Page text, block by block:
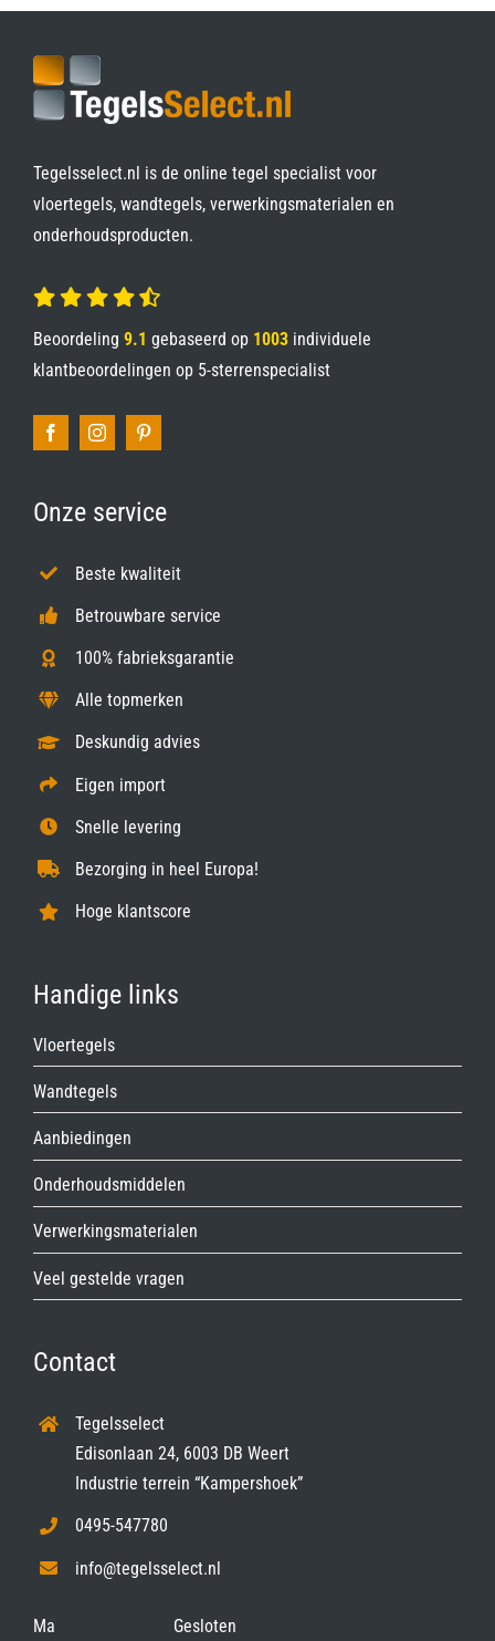
Tegelsselect.nl is de online tegel specialist voor
vloertegels, wandtegels, verwerkingsmaterialen en
onderhoudsproducten.
Beoordeling 9.1 gebaseerd op 1003individuele
klantbeoordelingen op 5-sterrenspecialist
Onze service
Beste kwaliteit
Betrouwbare service
100% fabrieksgarantie
Alle topmerken
Deskundig advies
Eigen import
Snelle levering
Bezorging in heel Europa!
Hoge klantscore
Handige links
Vloertegels
Wandtegels
Aanbiedingen
Onderhoudsmiddelen
Verwerkingsmaterialen
Veel gestelde vragen
Contact
Tegelsselect
Edisonlaan 24, 6003 DB Weert
Industrie terrein “Kampershoek”
0495-547780
info@tegelsselect.nl
Ma Gesloten